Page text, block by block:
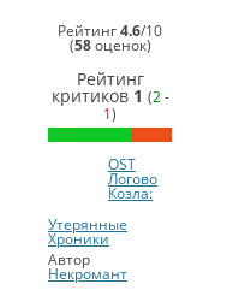
Рейтинг4.6/10
(58оценок)
Рейтинг
критиков 1 (2 -
1)
OST
Логово
Козла:
Утерянные
Хроники
Автор
Некромант